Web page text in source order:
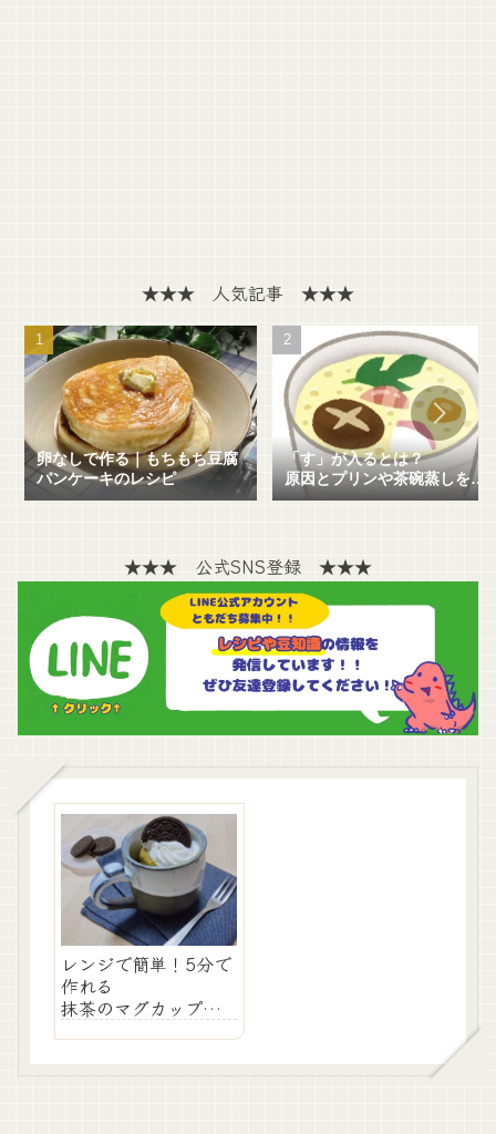
★★★ 人気記事 ★★★
卵なしで作る｜もちもち豆腐
パンケーキのレシピ
「す」が入るとは？
原因とプリンや茶碗蒸しを失
敗せずに作る方法を解説！
★★★ 公式SNS登録 ★★★
レンジで簡単！5分で
作れる
抹茶のマグカップケ